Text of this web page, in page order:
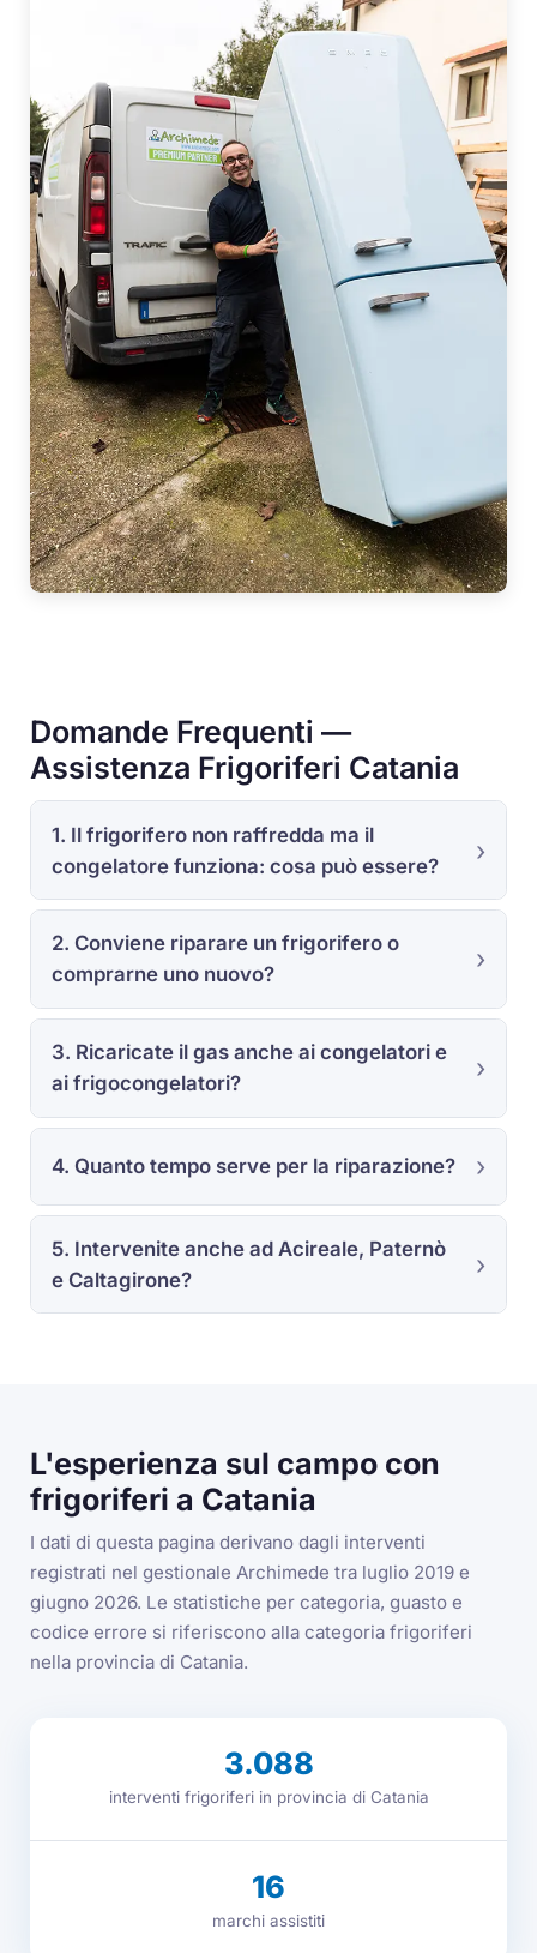
Domande Frequenti —
Assistenza Frigoriferi Catania
1. Il frigorifero non raffredda ma il
congelatore funziona: cosa può essere?
2. Conviene riparare un frigorifero o
comprarne uno nuovo?
3. Ricaricate il gas anche ai congelatori e
ai frigocongelatori?
4. Quanto tempo serve per la riparazione?
5. Intervenite anche ad Acireale, Paternò
e Caltagirone?
L'esperienza sul campo con
frigoriferi a Catania
I dati di questa pagina derivano dagli interventi
registrati nel gestionale Archimede tra luglio 2019 e
giugno 2026. Le statistiche per categoria, guasto e
codice errore si riferiscono alla categoria frigoriferi
nella provincia di Catania.
3.088
interventi frigoriferi in provincia di Catania
16
marchi assistiti